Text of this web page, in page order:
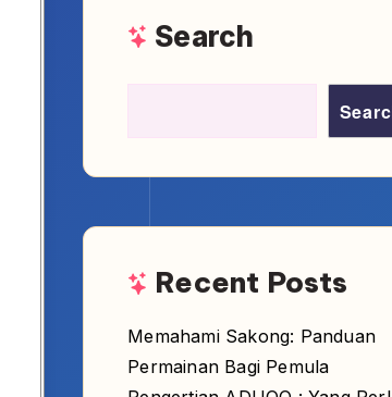
Recent Posts
Memahami Sakong: Panduan
Pengertian ADUQQ : Yang Perlu
Anda Ketahui